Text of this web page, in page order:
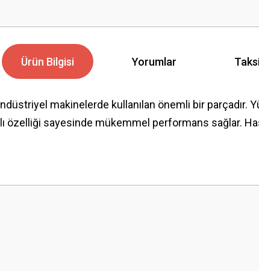
Ürün Bilgisi Yorumlar
makinelerde kullanılan önemli bir parçadır.
özelliği sayesinde mükemmel performans sağlar.